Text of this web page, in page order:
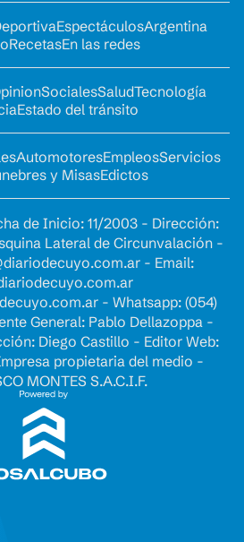
EspectáculosArgentina
RecetasEn las redes
SocialesSaludTecnología
Estado del tránsito
AutomotoresEmpleosServicios
y MisasEdictos
de Inicio: 11/2003 - Dirección:
Lateral de Circunvalación -
- Email:
- Whatsapp: (054)
General: Pablo Dellazoppa -
Diego Castillo - Editor Web:
propietaria del medio -
MONTES S.A.C.I.F.